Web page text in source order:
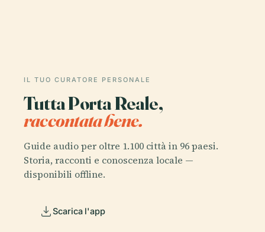
IL TUO CURATORE PERSONALE
Tutta Porta Reale,
raccontata bene.
Guide audio per oltre 1.100 città in 96 paesi.
Storia, racconti e conoscenza locale —
disponibili offline.
Scarica l'app